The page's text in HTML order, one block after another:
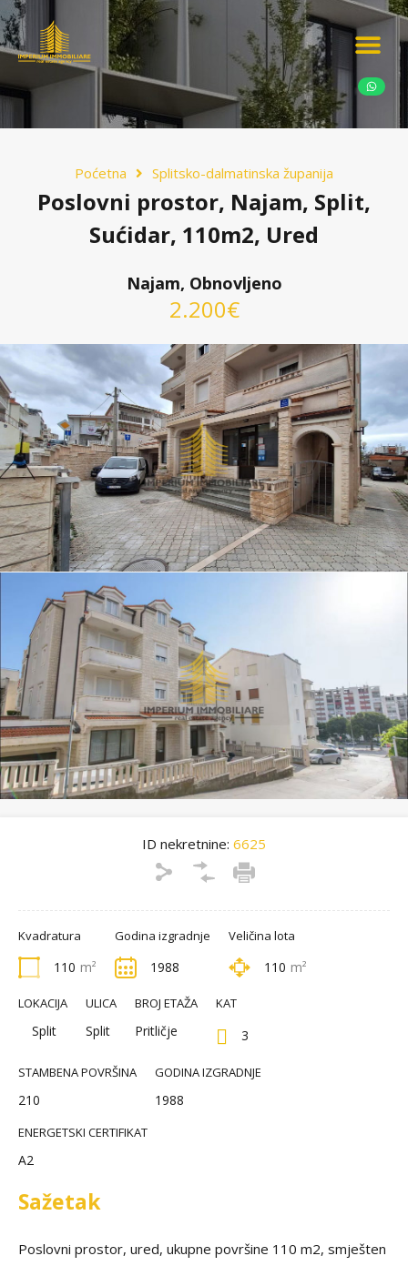
Poćetna Splitsko-dalmatinska županija
Poslovni prostor, Najam, Split,
Sućidar, 110m2, Ured
Najam, Obnovljeno
2.200€
ID nekretnine: 6625
Kvadratura
110 m²
Godina izgradnje
1988
Veličina lota
110 m²
LOKACIJA
Split
ULICA
Split
BROJ ETAŽA
Pritličje
KAT
3
STAMBENA POVRŠINA
210
GODINA IZGRADNJE
1988
ENERGETSKI CERTIFIKAT
A2
Sažetak
Poslovni prostor, ured, ukupne površine 110 m2, smješten